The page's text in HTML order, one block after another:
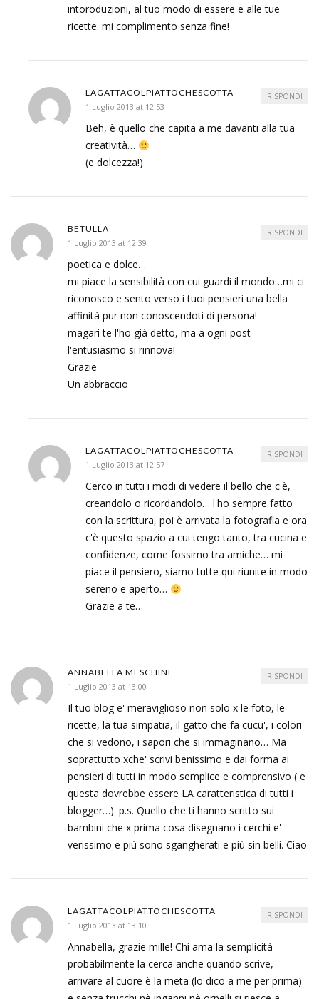
intoroduzioni, al tuo modo di essere e alle tue
ricette. mi complimento senza fine!
LAGATTACOLPIATTOCHESCOTTA
1 Luglio 2013 at 12:53
Beh, è quello che capita a me davanti alla tua
creatività…
(e dolcezza!)
RISPONDI
BETULLA
1 Luglio 2013 at 12:39
poetica e dolce…
mi piace la sensibilità con cui guardi il mondo…mi ci
riconosco e sento verso i tuoi pensieri una bella
affinità pur non conoscendoti di persona!
magari te l'ho già detto, ma a ogni post
l'entusiasmo si rinnova!
Grazie
Un abbraccio
RISPONDI
LAGATTACOLPIATTOCHESCOTTA
1 Luglio 2013 at 12:57
Cerco in tutti i modi di vedere il bello che c'è,
creandolo o ricordandolo… l'ho sempre fatto
con la scrittura, poi è arrivata la fotografia e ora
c'è questo spazio a cui tengo tanto, tra cucina e
confidenze, come fossimo tra amiche… mi
piace il pensiero, siamo tutte qui riunite in modo
sereno e aperto…
Grazie a te…
RISPONDI
ANNABELLA MESCHINI
1 Luglio 2013 at 13:00
Il tuo blog e' meraviglioso non solo x le foto, le
ricette, la tua simpatia, il gatto che fa cucu', i colori
che si vedono, i sapori che si immaginano… Ma
soprattutto xche' scrivi benissimo e dai forma ai
pensieri di tutti in modo semplice e comprensivo ( e
questa dovrebbe essere LA caratteristica di tutti i
blogger…). p.s. Quello che ti hanno scritto sui
bambini che x prima cosa disegnano i cerchi e'
verissimo e più sono sgangherati e più sin belli. Ciao
RISPONDI
LAGATTACOLPIATTOCHESCOTTA
1 Luglio 2013 at 13:10
Annabella, grazie mille! Chi ama la semplicità
probabilmente la cerca anche quando scrive,
arrivare al cuore è la meta (lo dico a me per prima)
RISPONDI